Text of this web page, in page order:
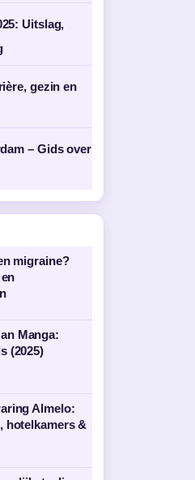
Uitslag,
gezin en
– Gids over
migraine?
Manga:
(2025)
Almelo:
hotelkamers &